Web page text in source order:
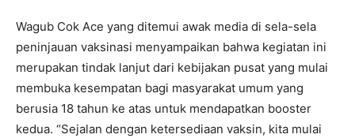
Wagub Cok Ace yang ditemui awak media di sela-sela
peninjauan vaksinasi menyampaikan bahwa kegiatan ini
merupakan tindak lanjut dari kebijakan pusat yang mulai
membuka kesempatan bagi masyarakat umum yang
berusia 18 tahun ke atas untuk mendapatkan booster
kedua. “Sejalan dengan ketersediaan vaksin, kita mulai